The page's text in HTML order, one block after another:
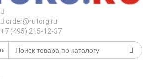
order@rutorg.ru
+7 (495) 215-12-37